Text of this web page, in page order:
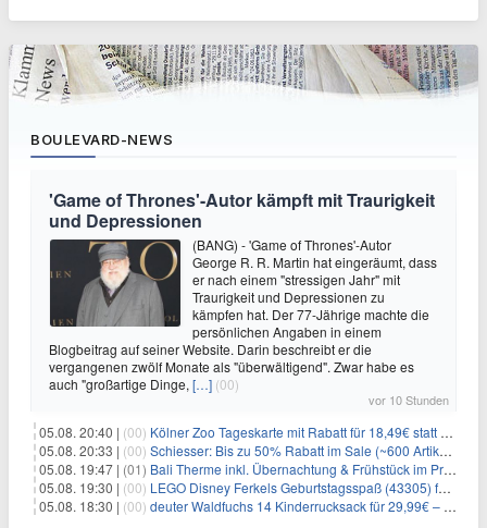
BOULEVARD-NEWS
'Game of Thrones'-Autor kämpft mit Traurigkeit
und Depressionen
(BANG) - 'Game of Thrones'-Autor
George R. R. Martin hat eingeräumt, dass
er nach einem "stressigen Jahr" mit
Traurigkeit und Depressionen zu
kämpfen hat. Der 77-Jährige machte die
persönlichen Angaben in einem
Blogbeitrag auf seiner Website. Darin beschreibt er die
vergangenen zwölf Monate als "überwältigend". Zwar habe es
auch "großartige Dinge, […] (00)
vor 10 Stunden
05.08. 20:40 | (00) Kölner Zoo Tageskarte mit Rabatt für 18,49€ statt 29,50€ – einlösbar bis Dezember
05.08. 20:33 | (00) Schiesser: Bis zu 50% Rabatt im Sale (~600 Artikel zur Auswahl)
05.08. 19:47 | (01) Bali Therme inkl. Übernachtung & Frühstück im Premium Hotel (Bad Oeynhausen) ab 89€ p.P.
05.08. 19:30 | (00) LEGO Disney Ferkels Geburtstagsspaß (43305) für 29,10€
05.08. 18:30 | (00) deuter Waldfuchs 14 Kinderrucksack für 29,99€ – Amber-maple